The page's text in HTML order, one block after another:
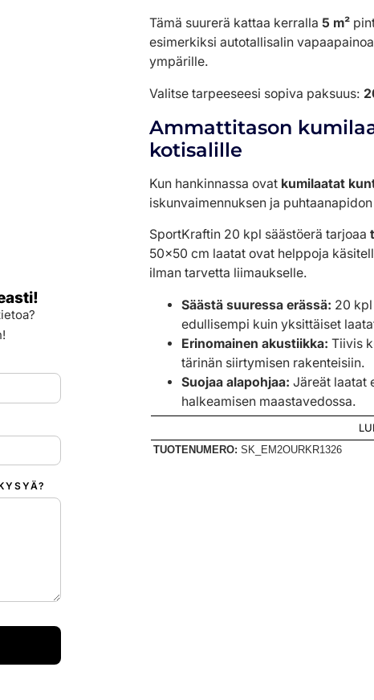
Tämä suurerä kattaa kerralla 5 m²
esimerkiksi autotallisalin
ympärille.
Valitse tarpeeseesi sopiva paksuus:
Ammattitason
kotisalille
Kun hankinnassa ovat kumilaatat
iskunvaimennuksen ja
SportKraftin 20 kpl säästöerä tarjoaa
50×50 cm laatat ovat helppoja
ilman tarvetta liimaukselle.
Säästä suuressa erässä: 20
edullisempi kuin yksittäiset
Erinomainen akustiikka: Tiivis
tärinän siirtymisen rakenteisiin.
Suojaa alapohjaa: Järeät laatat
halkeamisen maastavedossa.
TUOTENUMERO: SK_EM2OURKR1326